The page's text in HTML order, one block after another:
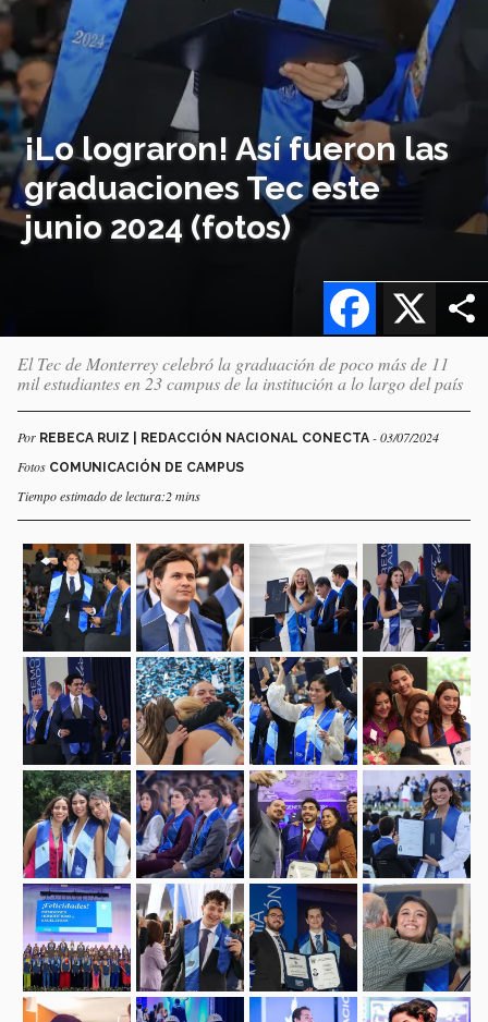
¡Lo lograron! Así fueron las
graduaciones Tec este
junio 2024 (fotos)
X
Facebook
El Tec de Monterrey celebró la graduación de poco más de 11
mil estudiantes en 23 campus de la institución a lo largo del país
Por REBECA RUIZ | REDACCIÓN NACIONAL CONECTA - 03/07/2024
Fotos COMUNICACIÓN DE CAMPUS
Tiempo estimado de lectura:2 mins